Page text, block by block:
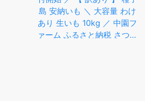
島 安納いも ＼ 大容量 わけ
あり 生いも 10kg ／ 中園フ
ァーム ふるさと納税 さつま